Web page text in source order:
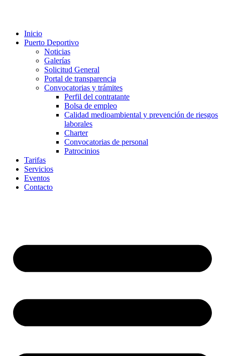
Inicio
Puerto Deportivo
Noticias
Galerías
Solicitud General
Portal de transparencia
Convocatorias y trámites
Perfil del contratante
Bolsa de empleo
Calidad medioambiental y prevención de riesgos
laborales
Charter
Convocatorias de personal
Patrocinios
Tarifas
Servicios
Eventos
Contacto